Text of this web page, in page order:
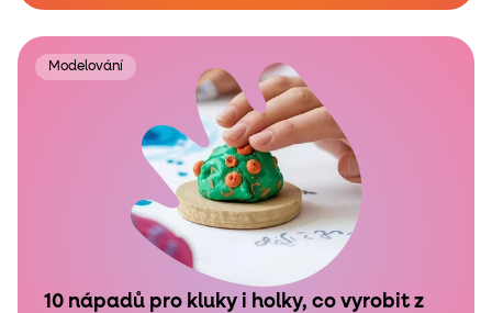
Modelování
10 nápadů pro kluky i holky, co vyrobit z